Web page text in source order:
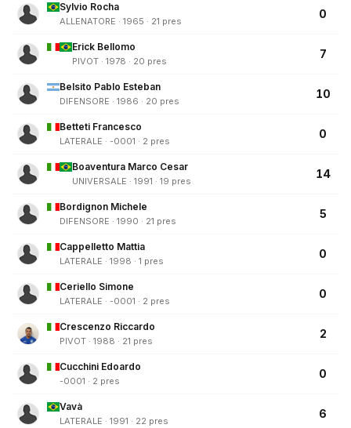
Sylvio Rocha
ALLENATORE · 1965 · 21 pres
0
Erick Bellomo
PIVOT · 1978 · 20 pres
7
Belsito Pablo Esteban
DIFENSORE · 1986 · 20 pres
10
Betteti Francesco
LATERALE · -0001 · 2 pres
0
Boaventura Marco Cesar
UNIVERSALE · 1991 · 19 pres
14
Bordignon Michele
DIFENSORE · 1990 · 21 pres
5
Cappelletto Mattia
LATERALE · 1998 · 1 pres
0
Ceriello Simone
LATERALE · -0001 · 2 pres
0
Crescenzo Riccardo
PIVOT · 1988 · 21 pres
2
Cucchini Edoardo
-0001 · 2 pres
0
Vavà
LATERALE · 1991 · 22 pres
6